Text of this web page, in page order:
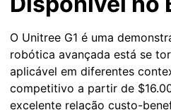
O Unitree G1 é uma
robótica avançada está se
aplicável em diferentes
competitivo a partir de
excelente relação custo-